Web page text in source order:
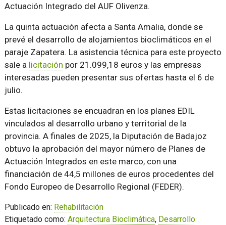
Actuación Integrado del AUF Olivenza.
La quinta actuación afecta a Santa Amalia, donde se
prevé el desarrollo de alojamientos bioclimáticos en el
paraje Zapatera. La asistencia técnica para este proyecto
sale a licitación por 21.099,18 euros y las empresas
interesadas pueden presentar sus ofertas hasta el 6 de
julio.
Estas licitaciones se encuadran en los planes EDIL
vinculados al desarrollo urbano y territorial de la
provincia. A finales de 2025, la Diputación de Badajoz
obtuvo la aprobación del mayor número de Planes de
Actuación Integrados en este marco, con una
financiación de 44,5 millones de euros procedentes del
Fondo Europeo de Desarrollo Regional (FEDER).
Publicado en: Rehabilitación
Etiquetado como: Arquitectura Bioclimática, Desarrollo